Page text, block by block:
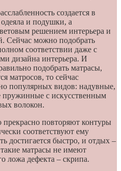
создается в
и подушки, а
решением интерьера и
Сейчас можно подобрать
соответствии даже с
дизайна интерьера. И
подобрать матрасы,
матросов, то сейчас
популярных видов: надувные,
пружинные с искусственным
волокон.
повторяют контуры
соответствуют ему
достигается быстро, и отдых –
матрасы не имеют
ложа дефекта – скрипа.